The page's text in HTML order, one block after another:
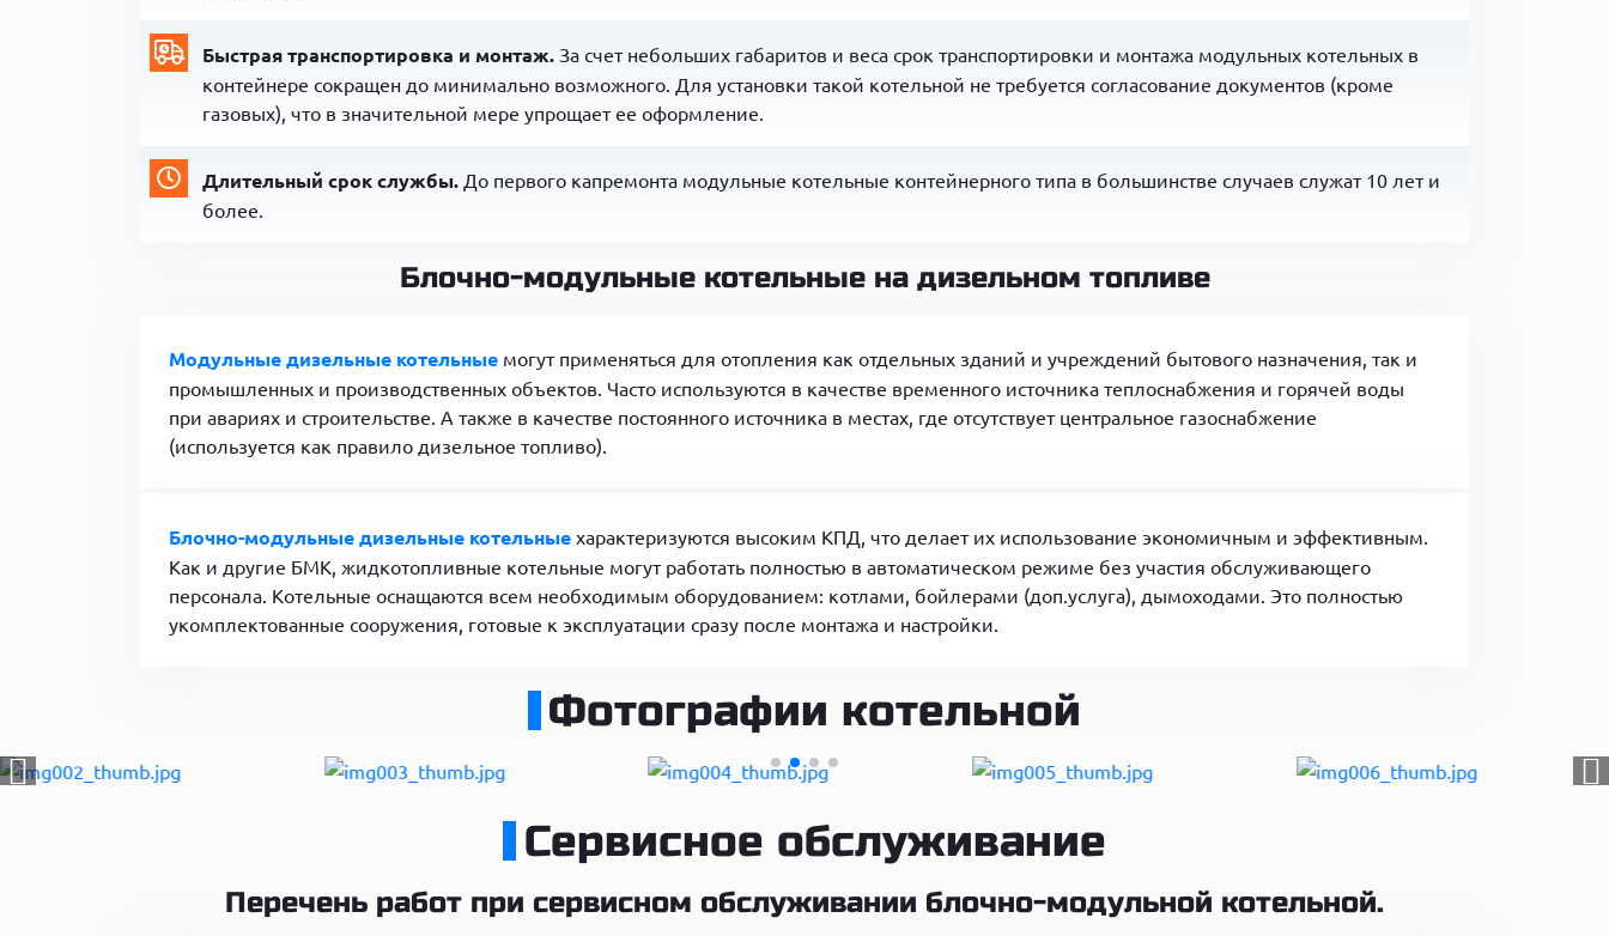
Быстрая транспортировка и монтаж. За счет небольших габаритов и веса срок транспортировки и монтажа модульных котельных в
контейнере сокращен до минимально возможного. Для установки такой котельной не требуется согласование документов (кроме
газовых), что в значительной мере упрощает ее оформление.
Длительный срок службы. До первого капремонта модульные котельные контейнерного типа в большинстве случаев служат 10 лет и
более.
Блочно-модульные котельные на дизельном топливе
Модульные дизельные котельные могут применяться для отопления как отдельных зданий и учреждений бытового назначения, так и
промышленных и производственных объектов. Часто используются в качестве временного источника теплоснабжения и горячей воды
при авариях и строительстве. А также в качестве постоянного источника в местах, где отсутствует центральное газоснабжение
(используется как правило дизельное топливо).
Блочно-модульные дизельные котельные характеризуются высоким КПД, что делает их использование экономичным и эффективным.
Как и другие БМК, жидкотопливные котельные могут работать полностью в автоматическом режиме без участия обслуживающего
персонала. Котельные оснащаются всем необходимым оборудованием: котлами, бойлерами (доп.услуга), дымоходами. Это полностью
укомплектованные сооружения, готовые к эксплуатации сразу после монтажа и настройки.
Фотографии котельной
Сервисное обслуживание
Перечень работ при сервисном обслуживании блочно-модульной котельной.